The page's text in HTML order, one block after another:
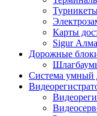
Карты
Sigur
Дорожные
Система